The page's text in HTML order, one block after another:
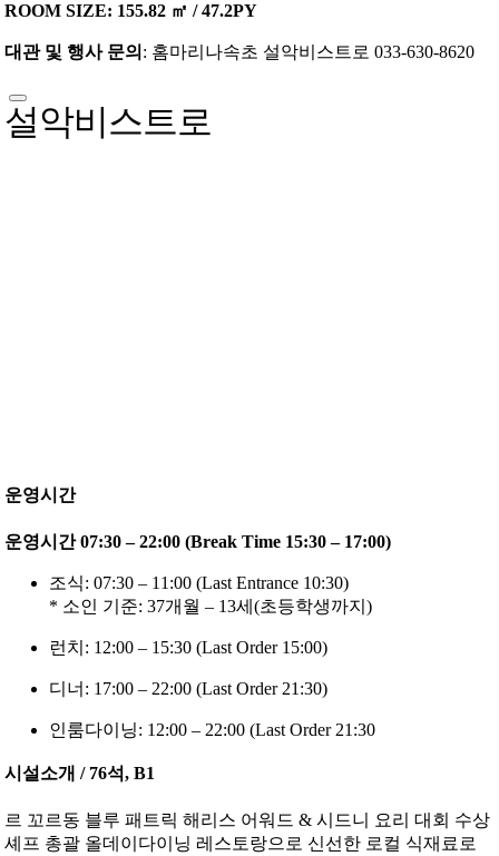
ROOM SIZE: 155.82 ㎡ / 47.2PY
대관 및 행사 문의 : 홈마리나속초 설악비스트로 033-630-8620
설악비스트로
운영시간
운영시간 07:30 – 22:00 (Break Time 15:30 – 17:00)
조식: 07:30 – 11:00 (Last Entrance 10:30)
* 소인 기준: 37개월 – 13세(초등학생까지)
런치: 12:00 – 15:30 (Last Order 15:00)
디너: 17:00 – 22:00 (Last Order 21:30)
인룸다이닝: 12:00 – 22:00 (Last Order 21:30
시설소개 / 76석, B1
르 꼬르동 블루 패트릭 해리스 어워드 & 시드니 요리 대회 수상
셰프 총괄 올데이다이닝 레스토랑으로 신선한 로컬 식재료로